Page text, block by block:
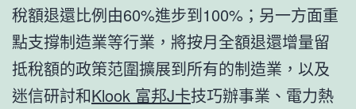
稅額退還比例由60%進步到100%；另一方面重
點支撐制造業等行業，將按月全額退還增量留
抵稅額的政策范圍擴展到所有的制造業，以及
迷信研討和Klook 富邦J卡技巧辦事業、電力熱